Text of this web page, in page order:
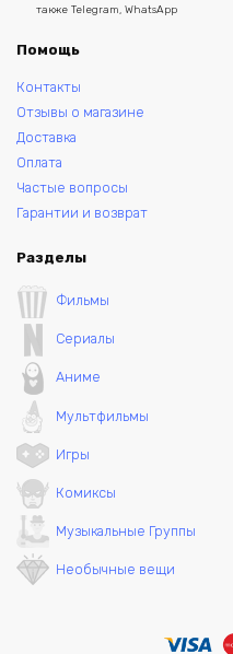
также Telegram, WhatsApp
Помощь
Контакты
Отзывы о магазине
Доставка
Оплата
Частые вопросы
Гарантии и возврат
Разделы
Фильмы
Сериалы
Аниме
Мультфильмы
Игры
Комиксы
Музыкальные Группы
Необычные вещи